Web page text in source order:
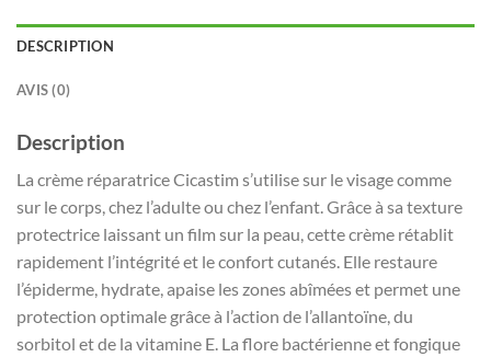
DESCRIPTION
AVIS (0)
Description
La crème réparatrice Cicastim s’utilise sur le visage comme
sur le corps, chez l’adulte ou chez l’enfant. Grâce à sa texture
protectrice laissant un film sur la peau, cette crème rétablit
rapidement l’intégrité et le confort cutanés. Elle restaure
l’épiderme, hydrate, apaise les zones abîmées et permet une
protection optimale grâce à l’action de l’allantoïne, du
sorbitol et de la vitamine E. La flore bactérienne et fongique